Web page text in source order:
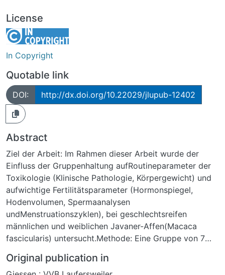
License
In Copyright
Quotable link
DOI: http://dx.doi.org/10.22029/jlupub-12402
Abstract
Ziel der Arbeit: Im Rahmen dieser Arbeit wurde der
Einfluss der Gruppenhaltung aufRoutineparameter der
Toxikologie (Klinische Pathologie, Körpergewicht) und
aufwichtige Fertilitätsparameter (Hormonspiegel,
Hodenvolumen, Spermaanalysen
undMenstruationszyklen), bei geschlechtsreifen
männlichen und weiblichen Javaner-Affen(Macaca
fascicularis) untersucht.Methode: Eine Gruppe von 7
zusammengestellt,und die Effekte auf das
Original publication in